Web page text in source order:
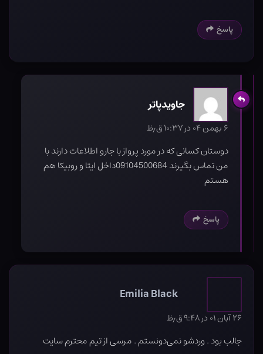
پاسخ
جاویدپاتر
۶ بهمن ۰۴ در ۱۰:۳۷ ق٫ظ
دوستان کسانی که در مورد پرواز با جارو اطلاعات دارند با
من تماس بگیرند 09104500684داخل ایتا و روبیکا هم
هستم
پاسخ
Emilia Black
۲۶ آبان ۰۱ در ۹:۴۸ ق٫ظ
جالب بود . وردشو نمی‌دونستم . مرسی از تیم محترم سایت